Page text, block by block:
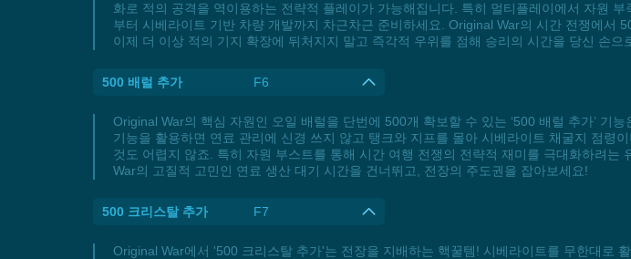
화로 적의 공격을 역이용하는 전략적 플레이가 가능해집니다. 특히 멀티플레이에서 자원
부터 시베라이트 기반 차량 개발까지 차근차근 준비하세요. Original War의 시간 전쟁에서
이제 더 이상 적의 기지 확장에 뒤처지지 말고 즉각적 우위를 점해 승리의 시간을 당신 손으
500 배럴 추가 F6
Original War의 핵심 자원인 오일 배럴을 단번에 500개 확보할 수 있는 ‘500 배럴 추가’ 기
기능을 활용하면 연료 관리에 신경 쓰지 않고 탱크와 지프를 몰아 시베라이트 채굴지 점령
것도 어렵지 않죠. 특히 자원 부스트를 통해 시간 여행 전쟁의 전략적 재미를 극대화하려
War의 고질적 고민인 연료 생산 대기 시간을 건너뛰고, 전장의 주도권을 잡아보세요!
500 크리스탈 추가 F7
Original War에서 '500 크리스탈 추가'는 전장을 지배하는 핵꿀템! 시베라이트를 무한대로